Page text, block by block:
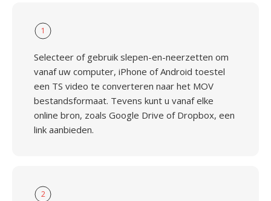
1
Selecteer of gebruik slepen-en-neerzetten om
vanaf uw computer, iPhone of Android toestel
een TS video te converteren naar het MOV
bestandsformaat. Tevens kunt u vanaf elke
online bron, zoals Google Drive of Dropbox, een
link aanbieden.
2